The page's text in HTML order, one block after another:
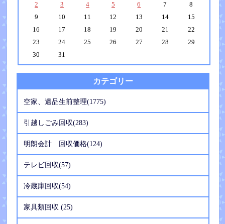
2
3 4 5 6 7
8
9
10 11 12 13 14
15
16
17 18 19 20 21
22
23
24 25 26 27 28
29
30
31
カテゴリー
空家、遺品生前整理(1775)
引越しごみ回収(283)
明朗会計 回収価格(124)
テレビ回収(57)
冷蔵庫回収(54)
家具類回収 (25)